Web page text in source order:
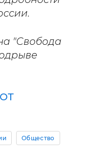
"Свобода
Общество